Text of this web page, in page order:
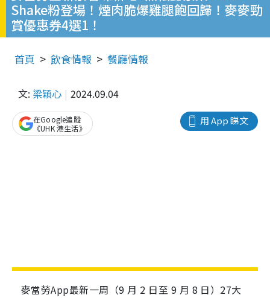
Shake粉登場！煙肉脆爆雞腿飽回歸！麥麥勁
賞優惠券4選1！
首頁 飲食情報 餐廳情報
文: 梁穎心 2024.09.04
用 App 睇文
在Google追蹤
《UHK 港生活》
麥當勞App最新一周（9 月 2 日至 9 月 8 日）27大